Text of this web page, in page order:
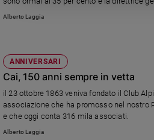
Privacy
Policy
Chi
siamo
Contatti
Pubblicità
donna. Un modello di emancipazione?
Alberto Laggia
ANNIVERSARI
Cai, 150 anni sempre in vetta
il 23 ottobre 1863 veniva fondato il Club
associazione che ha promosso nel nostro
e che oggi conta 316 mila associati.
Alberto Laggia